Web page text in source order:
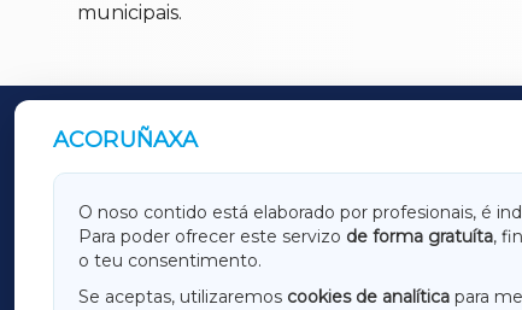
municipais.
ACORUÑAXA
O noso contido está elaborado por profesionais, é
Para poder ofrecer este servizo de forma gratuíta,
o teu consentimento.
Se aceptas, utilizaremos cookies de analítica para
OUTROS PERIÓDICOS
GALICIAXA
AMARIÑAXA
OURENSEXA